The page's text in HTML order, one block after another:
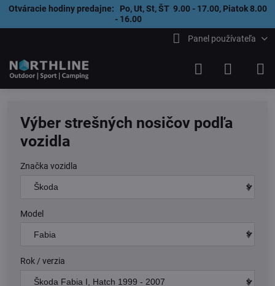
Otváracie hodiny predajne: Po, Ut, St, ŠT 9.00 - 17.00, Piatok 8.00
- 16.00
Panel používateľa
Výber strešných nosičov podľa
vozidla
Značka vozidla
Model
Rok / verzia